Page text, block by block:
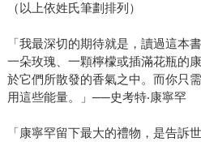
（以上依姓氏筆劃排列）
「我最深切的期待就是，讀過這本
一朵玫瑰、一顆檸檬或插滿花瓶的
於它們所散發的香氣之中。而你只
用這些能量。」──史考特‧康寧罕
「康寧罕留下最大的禮物，是告訴